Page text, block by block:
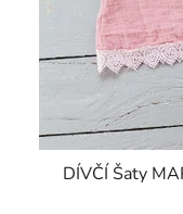
DÍVČÍ Šaty